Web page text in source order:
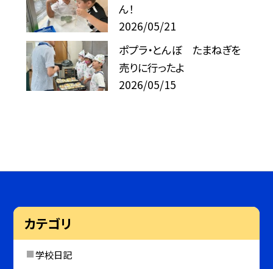
ん！
2026/05/21
ポプラ・とんぼ たまねぎを
売りに行ったよ
2026/05/15
カテゴリ
学校日記